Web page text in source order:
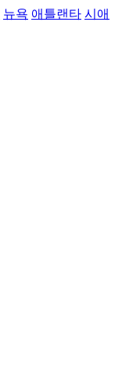
뉴욕 애틀랜타 시애